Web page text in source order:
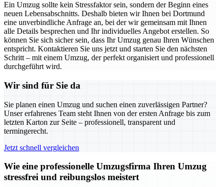
Ein Umzug sollte kein Stressfaktor sein, sondern der Beginn eines
neuen Lebensabschnitts. Deshalb bieten wir Ihnen bei Dortmund
eine unverbindliche Anfrage an, bei der wir gemeinsam mit Ihnen
alle Details besprechen und Ihr individuelles Angebot erstellen. So
können Sie sich sicher sein, dass Ihr Umzug genau Ihren Wünschen
entspricht. Kontaktieren Sie uns jetzt und starten Sie den nächsten
Schritt – mit einem Umzug, der perfekt organisiert und professionell
durchgeführt wird.
Wir sind für Sie da
Sie planen einen Umzug und suchen einen zuverlässigen Partner?
Unser erfahrenes Team steht Ihnen von der ersten Anfrage bis zum
letzten Karton zur Seite – professionell, transparent und
termingerecht.
Jetzt schnell vergleichen
Wie eine professionelle Umzugsfirma Ihren Umzug
stressfrei und reibungslos meistert